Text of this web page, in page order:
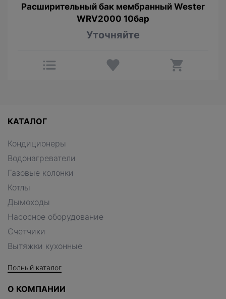
Расширительный бак мембрaнный Wester
WRV2000 10бар
Уточняйте
КАТАЛОГ
Кондиционеры
Водонагреватели
Газовые колонки
Котлы
Дымоходы
Насосное оборудование
Счетчики
Вытяжки кухонные
Полный каталог
О КОМПАНИИ